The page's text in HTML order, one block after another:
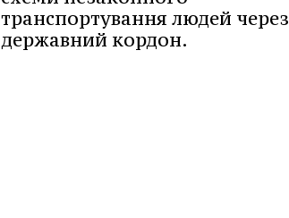
транспортування людей через
державний кордон.